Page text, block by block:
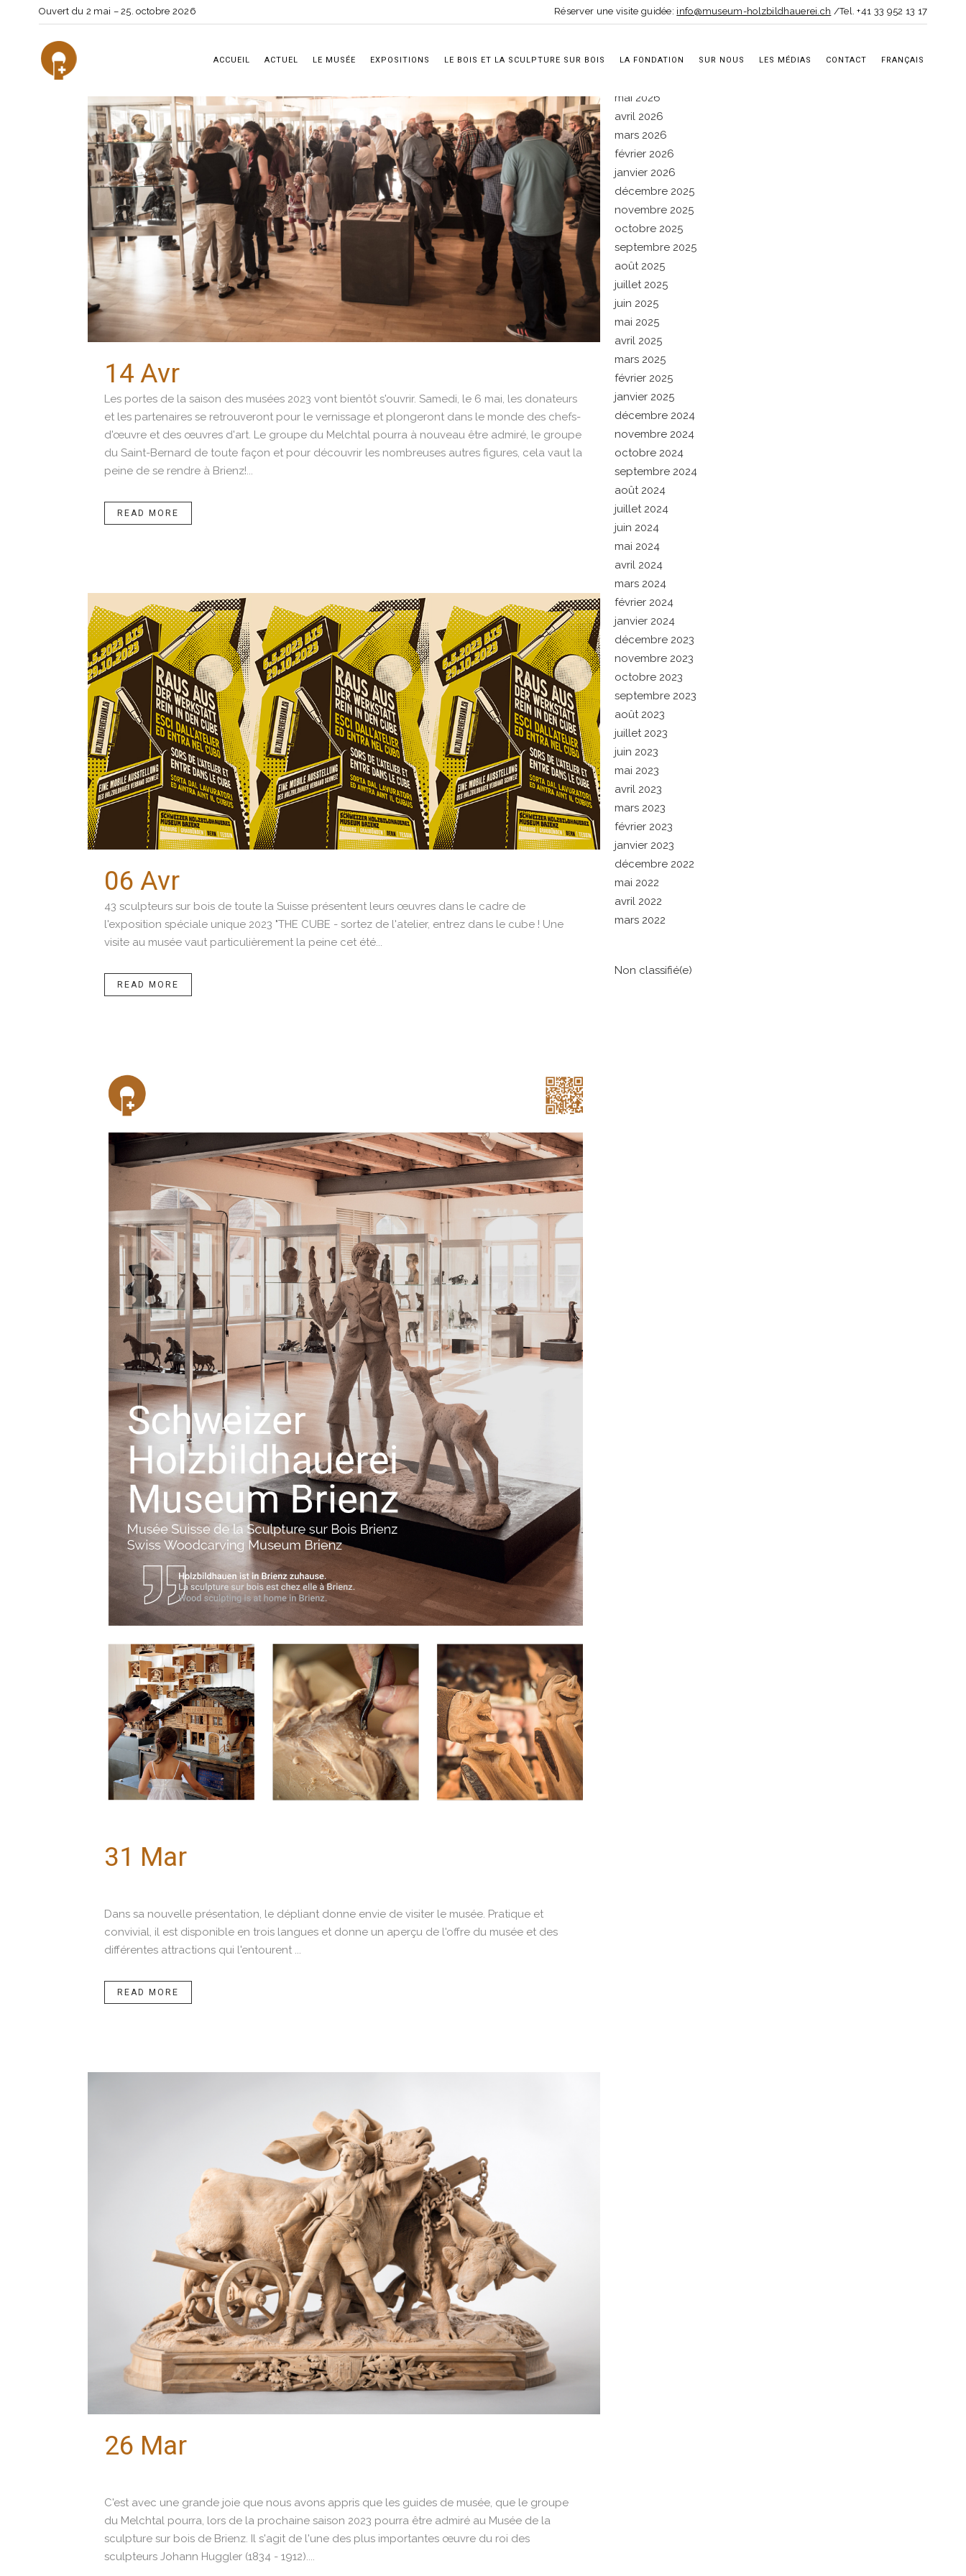
Ouvert du 2 mai – 25. octobre 2026 Réserver une visite guidée: info@museum-holzbildhauerei.ch /Tel. +41 33 952 13 17
ACCUEIL ACTUEL LE MUSÉE EXPOSITIONS LE BOIS ET LA SCULPTURE SUR BOIS LA FONDATION SUR NOUS LES MÉDIAS CONTACT FRANÇAIS
14 Avr
Les portes de la saison des musées 2023 vont bientôt s'ouvrir. Samedi, le 6 mai, les donateurs
et les partenaires se retrouveront pour le vernissage et plongeront dans le monde des chefs-
d'œuvre et des œuvres d'art. Le groupe du Melchtal pourra à nouveau être admiré, le groupe
du Saint-Bernard de toute façon et pour découvrir les nombreuses autres figures, cela vaut la
peine de se rendre à Brienz!...
READ MORE
06 Avr
43 sculpteurs sur bois de toute la Suisse présentent leurs œuvres dans le cadre de
l'exposition spéciale unique 2023 "THE CUBE - sortez de l'atelier, entrez dans le cube ! Une
visite au musée vaut particulièrement la peine cet été...
READ MORE
31 Mar
Dans sa nouvelle présentation, le dépliant donne envie de visiter le musée. Pratique et
convivial, il est disponible en trois langues et donne un aperçu de l'offre du musée et des
différentes attractions qui l'entourent ...
READ MORE
26 Mar
C'est avec une grande joie que nous avons appris que les guides de musée, que le groupe
du Melchtal pourra, lors de la prochaine saison 2023 pourra être admiré au Musée de la
sculpture sur bois de Brienz. Il s'agit de l'une des plus importantes œuvre du roi des
sculpteurs Johann Huggler (1834 - 1912)....
Archives
juillet 2026
mai 2026
avril 2026
mars 2026
février 2026
janvier 2026
décembre 2025
novembre 2025
octobre 2025
septembre 2025
août 2025
juillet 2025
juin 2025
mai 2025
avril 2025
mars 2025
février 2025
janvier 2025
décembre 2024
novembre 2024
octobre 2024
septembre 2024
août 2024
juillet 2024
juin 2024
mai 2024
avril 2024
mars 2024
février 2024
janvier 2024
décembre 2023
novembre 2023
octobre 2023
septembre 2023
août 2023
juillet 2023
juin 2023
mai 2023
avril 2023
mars 2023
février 2023
janvier 2023
décembre 2022
mai 2022
avril 2022
mars 2022
Non classifié(e)